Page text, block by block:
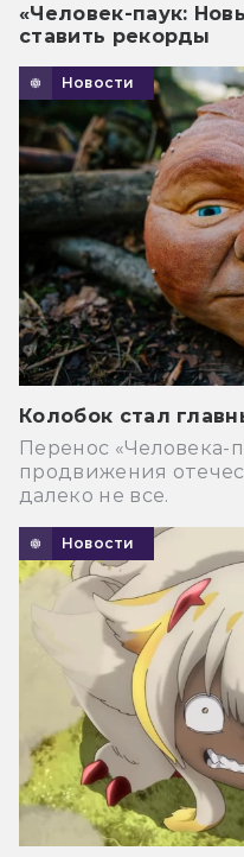
«Человек-паук:
ставить рекорды
Новости
Колобок стал
Перенос «Человека-
продвижения
далеко не все.
Новости